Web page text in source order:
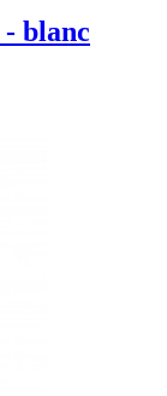
blanc